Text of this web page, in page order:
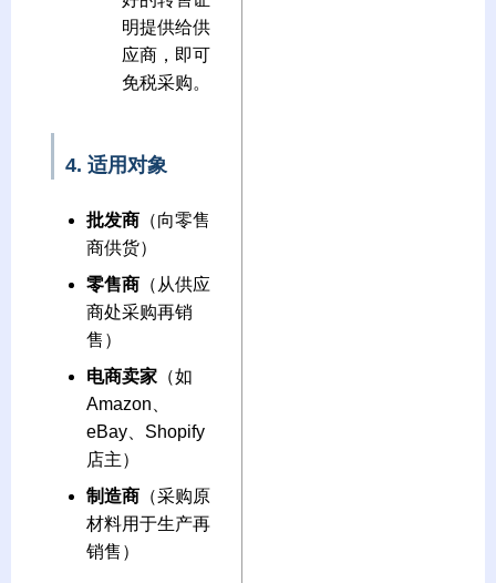
明提供给供
应商，即可
免税采购。
4. 适用对象
批发商 （向零售
商供货）
零售商 （从供应
商处采购再销
售）
电商卖家 （如
Amazon、
eBay、Shopify
店主）
制造商 （采购原
材料用于生产再
销售）